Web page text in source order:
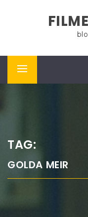
Primary
TAG:
GOLDA MEIR